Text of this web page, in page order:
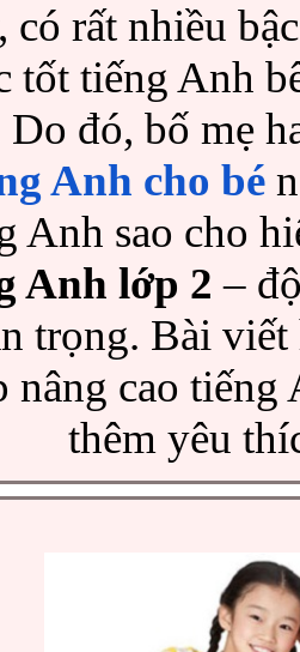
có rất nhiều
tốt tiếng Anh
đó, bố mẹ
Anh cho bé
Anh sao cho
Anh lớp 2 –
trọng. Bài
nâng cao tiếng
thêm yêu